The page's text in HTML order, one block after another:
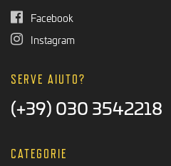
Facebook
Instagram
SERVE AIUTO?
(+39) 030 3542218
CATEGORIE